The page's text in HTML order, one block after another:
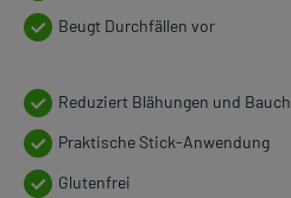
Beugt Durchfällen vor
Reduziert Blähungen und
Praktische Stick-Anwendung
Glutenfrei